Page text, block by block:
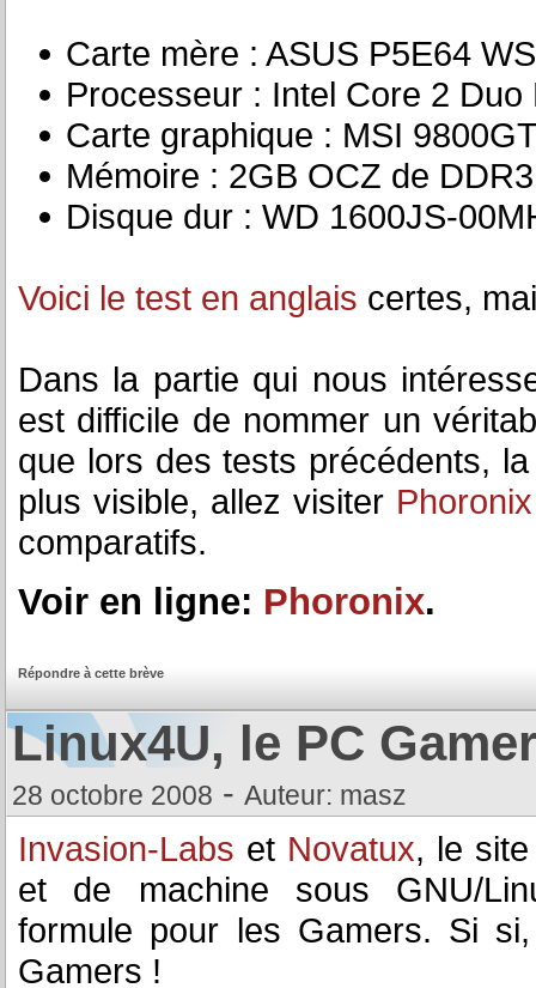
Carte mère : ASUS P5E64 WS
Processeur : Intel Core 2 Duo
Carte graphique : MSI
Mémoire : 2GB OCZ de
Disque dur : WD 1600JS-
Voici le test en anglais certes,
Dans la partie qui nous
est difficile de nommer un
que lors des tests précédents,
plus visible, allez visiter
comparatifs.
Voir en ligne: Phoronix.
Répondre à cette brève
Linux4U, le PC
28 octobre 2008 - Auteur: masz
Invasion-Labs et Novatux, le
et de machine sous GNU/
formule pour les Gamers. Si
Gamers !